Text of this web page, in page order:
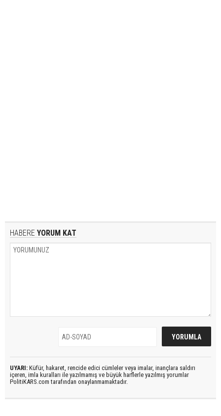
HABERE YORUM KAT
UYARI: Küfür, hakaret, rencide edici cümleler veya imalar, inançlara saldırı
içeren, imla kuralları ile yazılmamış ve büyük harflerle yazılmış yorumlar
PolitiKARS.com tarafından onaylanmamaktadır.